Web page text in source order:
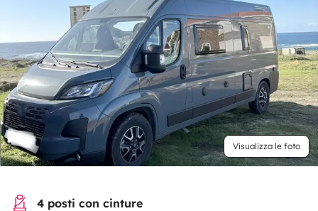
Visualizza le foto
4 posti con cinture